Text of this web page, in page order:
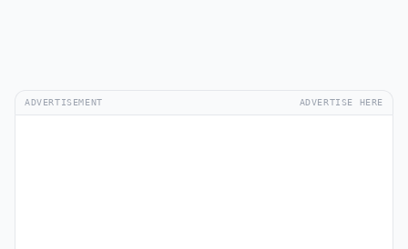
ADVERTISEMENT ADVERTISE HERE